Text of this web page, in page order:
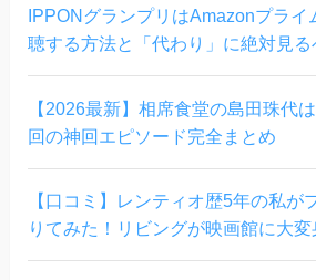
IPPONグランプリはAmazonプライ
聴する方法と「代わり」に絶対見る
【2026最新】相席食堂の島田珠代
回の神回エピソード完全まとめ
【口コミ】レンティオ歴5年の私が
りてみた！リビングが映画館に大変